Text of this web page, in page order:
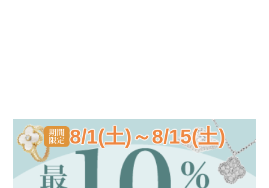
8/1(土)～8/15(土)